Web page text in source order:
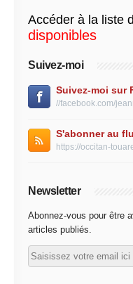
Accéder à la liste
disponibles
Suivez-moi
Suivez-moi sur
//facebook.com/
S'abonner au
https://occitan-
Newsletter
Abonnez-vous pour être
articles publiés.